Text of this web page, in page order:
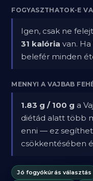
FOGYASZTHATOK-E
Igen, csak ne
31 kalória van.
belefér minden
MENNYI A VAJBAB
1.83 g / 100 g a
diétád alatt több
enni — ez
csökkentésében
Jó fogyókúrás választás